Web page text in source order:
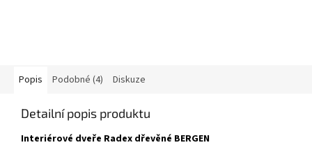
Popis Podobné (4) Diskuze
Detailní popis produktu
Interiérové dveře Radex dřevěné BERGEN